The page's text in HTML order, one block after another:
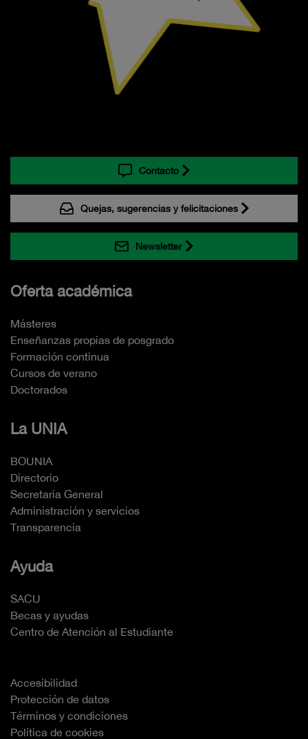
Contacto
Quejas, sugerencias y felicitaciones
Newsletter
Oferta académica
Másteres
Enseñanzas propias de posgrado
Formación continua
Cursos de verano
Doctorados
La UNIA
BOUNIA
Directorio
Secretaría General
Administración y servicios
Transparencia
Ayuda
SACU
Becas y ayudas
Centro de Atención al Estudiante
Accesibilidad
Protección de datos
Términos y condiciones
Política de cookies